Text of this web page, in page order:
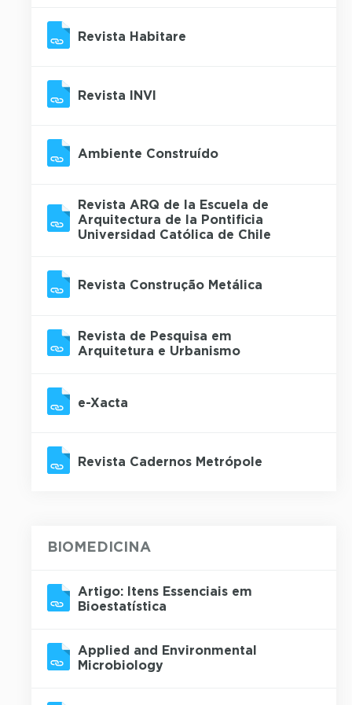
Revista Habitare
Revista INVI
Ambiente Construído
Revista ARQ de la Escuela de
Arquitectura de la Pontificia
Universidad Católica de Chile
Revista Construção Metálica
Revista de Pesquisa em
Arquitetura e Urbanismo
e-Xacta
Revista Cadernos Metrópole
BIOMEDICINA
Artigo: Itens Essenciais em
Bioestatística
Applied and Environmental
Microbiology